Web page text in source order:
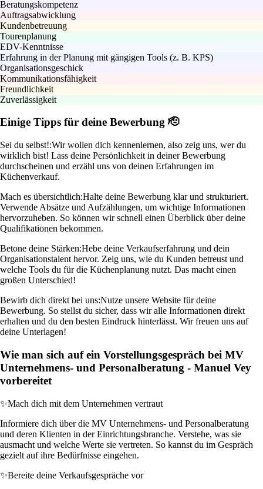
Beratungskompetenz
Auftragsabwicklung
Kundenbetreuung
Tourenplanung
EDV-Kenntnisse
Erfahrung in der Planung mit gängigen Tools (z. B. KPS)
Organisationsgeschick
Kommunikationsfähigkeit
Freundlichkeit
Zuverlässigkeit
Einige Tipps für deine Bewerbung 🫡
Sei du selbst!:Wir wollen dich kennenlernen, also zeig uns, wer du
wirklich bist! Lass deine Persönlichkeit in deiner Bewerbung
durchscheinen und erzähl uns von deinen Erfahrungen im
Küchenverkauf.
Mach es übersichtlich:Halte deine Bewerbung klar und strukturiert.
Verwende Absätze und Aufzählungen, um wichtige Informationen
hervorzuheben. So können wir schnell einen Überblick über deine
Qualifikationen bekommen.
Betone deine Stärken:Hebe deine Verkaufserfahrung und dein
Organisationstalent hervor. Zeig uns, wie du Kunden betreust und
welche Tools du für die Küchenplanung nutzt. Das macht einen
großen Unterschied!
Bewirb dich direkt bei uns:Nutze unsere Website für deine
Bewerbung. So stellst du sicher, dass wir alle Informationen direkt
erhalten und du den besten Eindruck hinterlässt. Wir freuen uns auf
deine Unterlagen!
Wie man sich auf ein Vorstellungsgespräch bei MV
Unternehmens- und Personalberatung - Manuel Vey
vorbereitet
✨Mach dich mit dem Unternehmen vertraut
Informiere dich über die MV Unternehmens- und Personalberatung
und deren Klienten in der Einrichtungsbranche. Verstehe, was sie
ausmacht und welche Werte sie vertreten. So kannst du im Gespräch
gezielt auf ihre Bedürfnisse eingehen.
✨Bereite deine Verkaufsgespräche vor